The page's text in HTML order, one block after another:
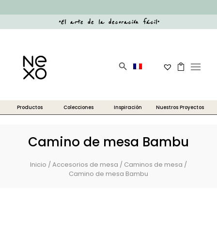
“El arte de la decoración fácil”
Camino de mesa Bambu
Inicio /Accesorios de mesa / Caminos de mesa /
Camino de mesa Bambu